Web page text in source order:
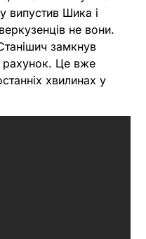
випустив Шика і
не вони.
замкнув
рахунок. Це вже
хвилинах у